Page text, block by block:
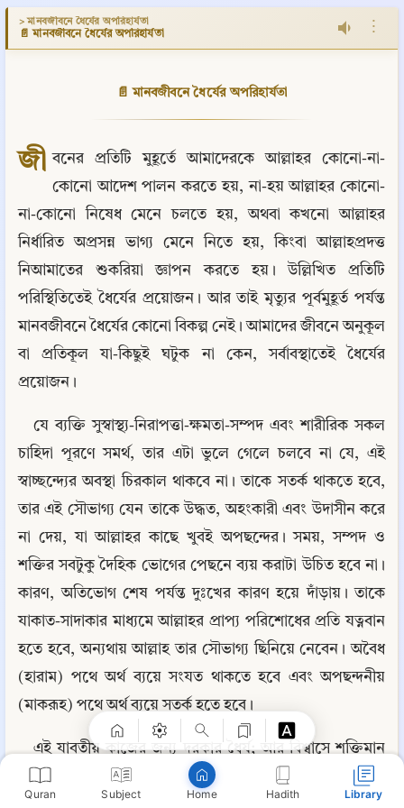
Quran Subject Home Hadith Library
> মানবজীবনে ধৈর্যের অপরিহার্যতা
📄 মানবজীবনে ধৈর্যের অপরিহার্যতা ⋮
📄 মানবজীবনে ধৈর্যের অপরিহার্যতা
জী বনের প্রতিটি মুহূর্তে আমাদেরকে আল্লাহর কোনো-না-
কোনো আদেশ পালন করতে হয়, না-হয় আল্লাহর কোনো-
না-কোনো নিষেধ মেনে চলতে হয়, অথবা কখনো আল্লাহর
নির্ধারিত অপ্রসন্ন ভাগ্য মেনে নিতে হয়, কিংবা আল্লাহপ্রদত্ত
নিআমাতের শুকরিয়া জ্ঞাপন করতে হয়। উল্লিখিত প্রতিটি
পরিস্থিতিতেই ধৈর্যের প্রয়োজন। আর তাই মৃত্যুর পূর্বমুহূর্ত পর্যন্ত
মানবজীবনে ধৈর্যের কোনো বিকল্প নেই। আমাদের জীবনে অনুকূল
বা প্রতিকূল যা-কিছুই ঘটুক না কেন, সর্বাবস্থাতেই ধৈর্যের
প্রয়োজন।
যে ব্যক্তি সুস্বাস্থ্য-নিরাপত্তা-ক্ষমতা-সম্পদ এবং শারীরিক সকল
চাহিদা পূরণে সমর্থ, তার এটা ভুলে গেলে চলবে না যে, এই
স্বাচ্ছন্দ্যের অবস্থা চিরকাল থাকবে না। তাকে সতর্ক থাকতে হবে,
তার এই সৌভাগ্য যেন তাকে উদ্ধত, অহংকারী এবং উদাসীন করে
না দেয়, যা আল্লাহর কাছে খুবই অপছন্দের। সময়, সম্পদ ও
শক্তির সবটুকু দৈহিক ভোগের পেছনে ব্যয় করাটা উচিত হবে না।
কারণ, অতিভোগ শেষ পর্যন্ত দুঃখের কারণ হয়ে দাঁড়ায়। তাকে
যাকাত-সাদাকার মাধ্যমে আল্লাহর প্রাপ্য পরিশোধের প্রতি যত্নবান
হতে হবে, অন্যথায় আল্লাহ তার সৌভাগ্য ছিনিয়ে নেবেন। অবৈধ
(হারাম) পথে অর্থ ব্যয়ে সংযত থাকতে হবে এবং অপছন্দনীয়
(মাকরূহ) পথে অর্থ ব্যয়ে সতর্ক হতে হবে।
এই যাবতীয় কাজের জন্য দরকার ধৈর্য; আর বিশ্বাসে শক্তিমান
মুমিন (সিদ্দিকীন) ব্যতীত স্বাচ্ছন্দ্যের সময়ে অন্যদের পক্ষে ধৈর্যে
অটল থাকা সম্ভব নয়।